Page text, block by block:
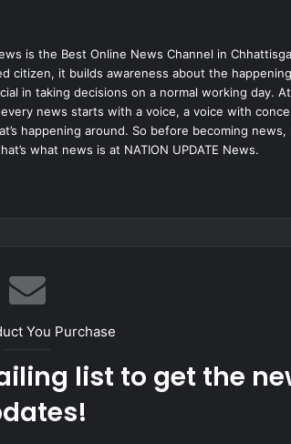
is the Best Online News Channel in
citizen, it builds awareness about the
in taking decisions on a normal working day. At
every news starts with a voice, a voice with
happening around. So before becoming
what news is at NATION UPDATE News.
You Purchase
list to get the